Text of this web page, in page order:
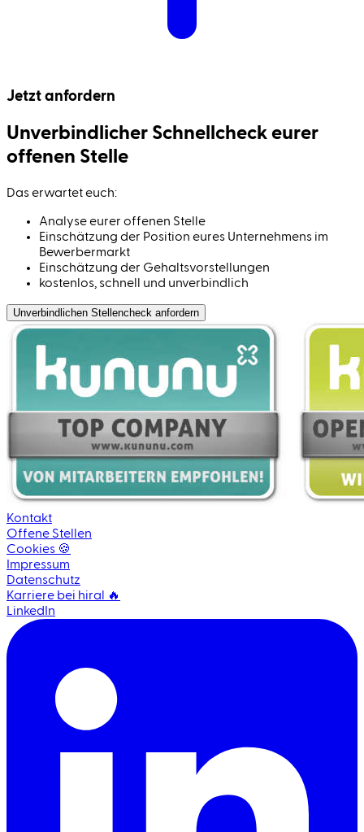
Jetzt anfordern
Unverbindlicher Schnell­check eurer
offenen Stelle
Das erwartet euch:
Analyse eurer offenen Stelle
Einschätzung der Position eures Unternehmens im
Bewerbermarkt
Einschätzung der Gehaltsvorstellungen
kostenlos, schnell und unverbindlich
Unverbindlichen Stellen­check anfordern
Kontakt
Offene Stellen
Cookies 🍪
Impressum
Datenschutz
Karriere bei hiral 🔥
LinkedIn